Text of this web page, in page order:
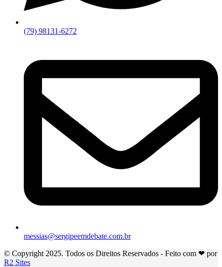
(79) 98131-6272
messias@sergipeemdebate.com.br
© Copyright 2025. Todos os Direitos Reservados - Feito com ❤ por
R2 Sites